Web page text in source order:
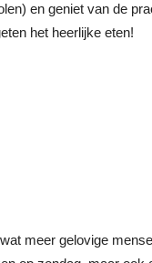
en geniet van de
het heerlijke eten!
meer gelovige